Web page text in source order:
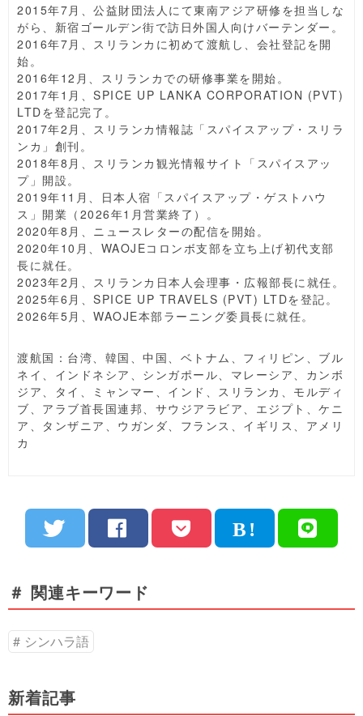
2015年7月、公益財団法人にて東南アジア研修を担当しな
がら、新宿ゴールデン街で訪日外国人向けバーテンダー。
2016年7月、スリランカに初めて渡航し、会社登記を開
始。
2016年12月、スリランカでの研修事業を開始。
2017年1月、SPICE UP LANKA CORPORATION (PVT)
LTDを登記完了。
2017年2月、スリランカ情報誌「スパイスアップ・スリラ
ンカ」創刊。
2018年8月、スリランカ観光情報サイト「スパイスアッ
プ」開設。
2019年11月、日本人宿「スパイスアップ・ゲストハウ
ス」開業（2026年1月営業終了）。
2020年8月、ニュースレターの配信を開始。
2020年10月、WAOJEコロンボ支部を立ち上げ初代支部
長に就任。
2023年2月、スリランカ日本人会理事・広報部長に就任。
2025年6月、SPICE UP TRAVELS (PVT) LTDを登記。
2026年5月、WAOJE本部ラーニング委員長に就任。
渡航国：台湾、韓国、中国、ベトナム、フィリピン、ブル
ネイ、インドネシア、シンガポール、マレーシア、カンボ
ジア、タイ、ミャンマー、インド、スリランカ、モルディ
ブ、アラブ首長国連邦、サウジアラビア、エジプト、ケニ
ア、タンザニア、ウガンダ、フランス、イギリス、アメリ
カ
＃ 関連キーワード
シンハラ語
新着記事